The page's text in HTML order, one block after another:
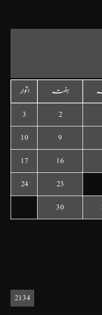
ہفتہ
اتوار
2
3
9
10
16
17
23
24
30
2134